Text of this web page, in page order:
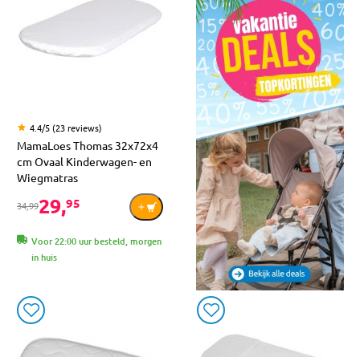
4.4/5 (23 reviews)
MamaLoes Thomas 32x72x4
cm Ovaal Kinderwagen- en
Wiegmatras
34,9929,95
Voor 22:00 uur besteld, morgen
in huis